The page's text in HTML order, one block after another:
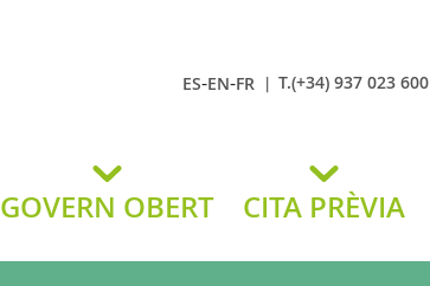
ES-EN-FR T.(+34) 937 023 600
GOVERN OBERT CITA PRÈVIA